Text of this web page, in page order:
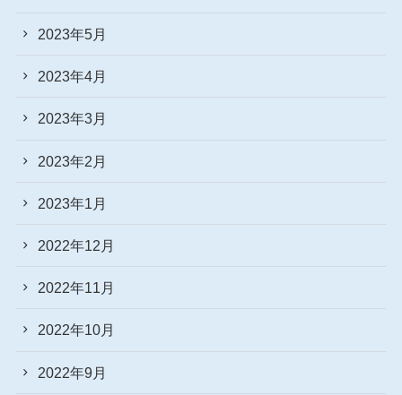
2023年5月
2023年4月
2023年3月
2023年2月
2023年1月
2022年12月
2022年11月
2022年10月
2022年9月